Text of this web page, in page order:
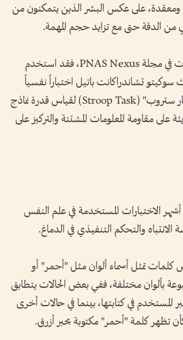
ومعقدة، على عكس البشر الذين يتمكنون من
الدقة حتى مع تزايد حجم المهمة.
ووفقاً للدراسة التي نُشرت في مجلة PNAS Nexus، فقد استخدم
سوكيتو تشاندراكانت باتيل اختباراً نفسياً
شهيراً يُعرف باسم "اختبار ستروب" (Stroop Task) لقياس قدرة نماذج
على مقاومة المعلومات المشتتة والتركيز على
الاختبارات المستخدمة في علم النفس
الانتباه والتحكم التنفيذي في الدماغ.
كلمات تمثل أسماء ألوان مثل "أحمر" أو
بألوان مختلفة، ففي بعض الحالات يتطابق
المستخدم في كتابتها، بينما في حالات أخرى
تظهر كلمة "أحمر" مكتوبة بحبر أزرق.